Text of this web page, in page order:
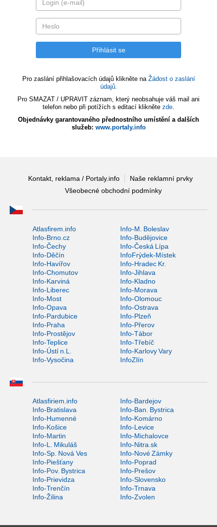
Pro zaslání přihlašovacích údajů klikněte na Žádost o zaslání
údajů.
Pro SMAZAT / UPRAVIT záznam, který neobsahuje váš mail ani
telefon nebo při potížích s editací klikněte zde.
Objednávky garantovaného přednostního umístění a dalších
služeb: www.portaly.info
Kontakt, reklama / Portaly.info
Naše reklamní prvky
Všeobecné obchodní podmínky
Atlasfirem.info
Info-M. Boleslav
Info-Brno.cz
Info-Budějovice
Info-Čechy
Info-Česká Lípa
Info-Děčín
InfoFrýdek-Místek
Info-Havířov
Info-Hradec Kr.
Info-Chomutov
Info-Jihlava
Info-Karviná
Info-Kladno
Info-Liberec
Info-Morava
Info-Most
Info-Olomouc
Info-Opava
Info-Ostrava
Info-Pardubice
Info-Plzeň
Info-Praha
Info-Přerov
Info-Prostějov
Info-Tábor
Info-Teplice
Info-Třebíč
Info-Ústí n.L.
Info-Karlovy Vary
Info-Vysočina
InfoZlín
Atlasfiriem.info
Info-Bardejov
Info-Bratislava
Info-Ban. Bystrica
Info-Humenné
Info-Komárno
Info-Košice
Info-Levice
Info-Martin
Info-Michalovce
Info-L. Mikuláš
Info-Nitra.sk
Info-Sp. Nová Ves
Info-Nové Zámky
Info-Piešťany
Info-Poprad
Info-Pov. Bystrica
Info-Prešov
Info-Prievidza
Info-Slovensko
Info-Trenčín
Info-Trnava
Info-Žilina
Info-Zvolen